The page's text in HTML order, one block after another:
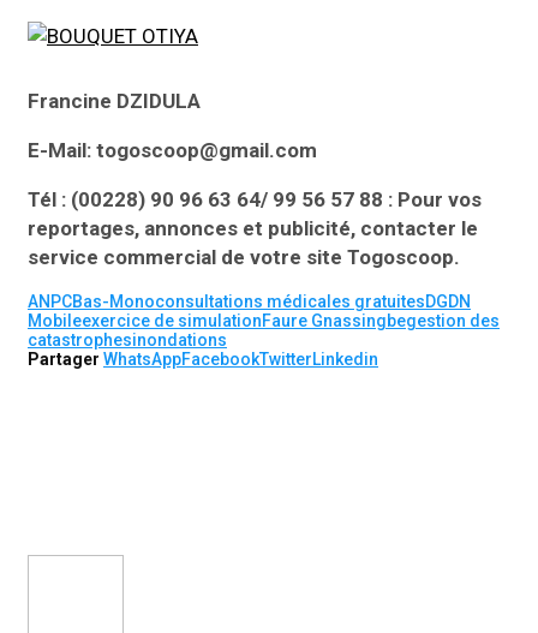
Francine DZIDULA
E-Mail: togoscoop@gmail.com
Tél : (00228) 90 96 63 64/ 99 56 57 88 : Pour vos
reportages, annonces et publicité, contacter le
service commercial de votre site Togoscoop.
ANPCBas-Monoconsultations médicales gratuitesDGDN
Mobileexercice de simulationFaure Gnassingbegestion des
catastrophesinondations
Partager WhatsAppFacebookTwitterLinkedin